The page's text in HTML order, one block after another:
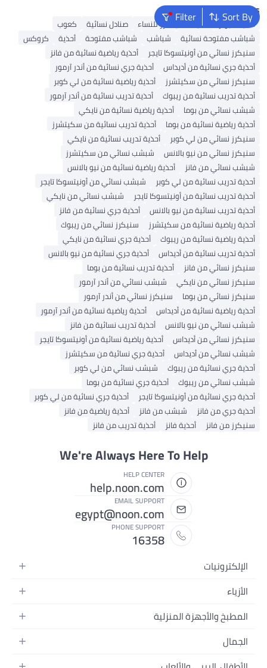
Sort By
FilterPopular Searches
أحذية ميولز أحذية سكيتشرز للنساء صنادل نسائية
كعوب
شباشب مفتوحة نسائية
شباشب شباشب مفتوحة أحذية
كروكس
سنيكرز نسائي من أونيتسوكا تايجر
أحذية رياضية نسائية من فانز
أحذية جري نسائية من أديداس
أحذية جري نسائية من أندر آرمور
سنيكرز نسائي من سكيتشرز
أحذية رياضية نسائية من لي كوبر
أحذية تدريب نسائية من ريبوك
أحذية تدريب نسائية من أندر آرمور
شبشب نسائي من بوما
أحذية رياضية نسائية من نايكي
أحذية رياضية نسائية من بوما
أحذية تدريب نسائية من سكيتشرز
سنيكرز نسائي من لي كوبر
أحذية تدريب نسائية من نايكي
سنيكرز نسائي من نيو بالانس
شبشب نسائي من سكيتشرز
شبشب نسائي من فانز
أحذية رياضية نسائية من نيو بالانس
أحذية تدريب نسائية من لي كوبر
شبشب نسائي من أونيتسوكا تايجر
أحذية تدريب نسائية من أونيتسوكا تايجر
شبشب نسائي من نايكي
أحذية تدريب نسائية من نيو بالانس
أحذية جري نسائية من فانز
أحذية رياضية نسائية من سكيتشرز
سنيكرز نسائي من ريبوك
أحذية رياضية نسائية من ريبوك
أحذية جري نسائية من نايكي
أحذية تدريب نسائية من أديداس
أحذية جري نسائية من نيو بالانس
سنيكرز نسائي من فانز
أحذية تدريب نسائية من بوما
سنيكرز نسائي من نايكي
شبشب نسائي من أندر آرمور
سنيكرز نسائي من بوما
سنيكرز نسائي من أندر آرمور
أحذية رياضية نسائية من أديداس
أحذية رياضية نسائية من أندر آرمور
شبشب نسائي من نيو بالانس
أحذية تدريب نسائية من فانز
سنيكرز نسائي من أديداس
أحذية رياضية نسائية من أونيتسوكا تايجر
شبشب نسائي من أديداس
أحذية جري نسائية من سكيتشرز
أحذية جري نسائية من ريبوك
شبشب نسائي من لي كوبر
شبشب نسائي من ريبوك
أحذية جري نسائية من بوما
أحذية جري نسائية من أونيتسوكا تايجر
أحذية جري نسائية من لي كوبر
أحذية جري من فانز
شبشب من فانز
أحذية رياضية من فانز
سنيكرز من فانز
أحذية فانز أحذية تدريب من فانز
We're Always Here To Help
HELP CENTER
help.noon.com
EMAIL SUPPORT
egypt@noon.com
PHONE SUPPORT
16358
الإلكترونيات
الهواتف المتحركة
أجهزة الكمبيوتر المحمولة
الأجهزة المنزلية
الأزياء
أزياء نسائية
أزياء البنات
أزياء الأولاد
المطبخ والأجهزة المنزلية
المطبخ وأدوات الطعام
الجمال
العطور النسائية